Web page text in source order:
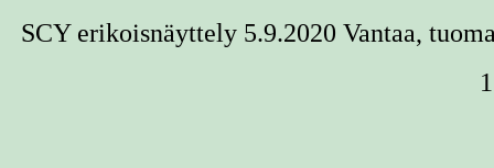
SCY erikoisnäyttely 5.9.2020 Vantaa,